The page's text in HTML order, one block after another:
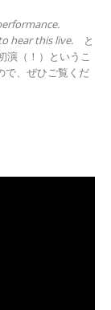
hear this live.
と
演（！）というこ
で、ぜひご覧くだ